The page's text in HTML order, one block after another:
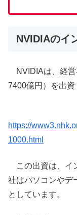
NVIDIAのイ
NVIDIAは、経営
7400億円）を出資
https://
1000.html
この出資は、イ
社はパソコンやデ
としています。